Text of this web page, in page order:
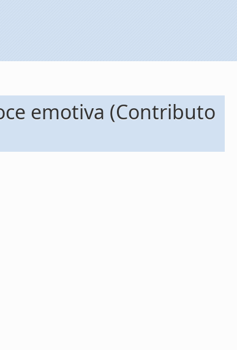
emotiva (Contributo